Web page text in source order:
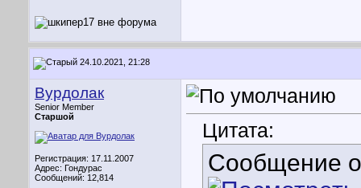
24.10.2021, 21:28
Вурдолак
Senior Member
Старшой
Регистрация: 17.11.2007
Адрес: Гондурас
Сообщений: 12,814
Цитата:
Сообщение